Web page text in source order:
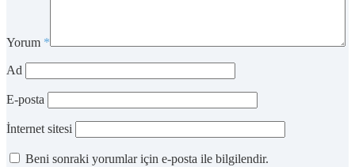
Yorum *
Ad
E-posta
İnternet sitesi
Beni sonraki yorumlar için e-posta ile bilgilendir.